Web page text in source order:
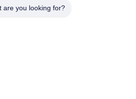
are you looking for?